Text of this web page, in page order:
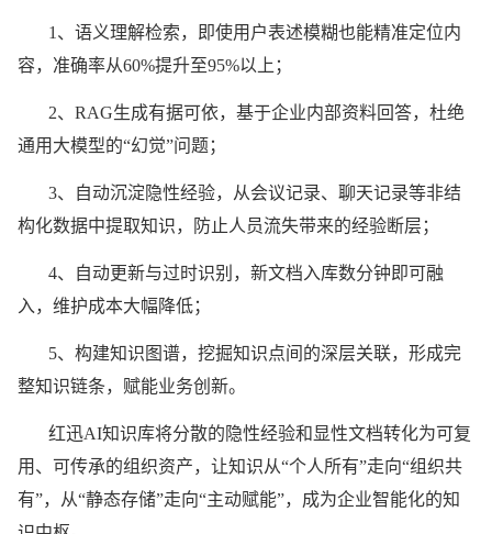
1、语义理解检索，即使用户表述模糊也能精准定位内
容，准确率从60%提升至95%以上；
2、RAG生成有据可依，基于企业内部资料回答，杜绝
通用大模型的“幻觉”问题；
3、自动沉淀隐性经验，从会议记录、聊天记录等非结
构化数据中提取知识，防止人员流失带来的经验断层；
4、自动更新与过时识别，新文档入库数分钟即可融
入，维护成本大幅降低；
5、构建知识图谱，挖掘知识点间的深层关联，形成完
整知识链条，赋能业务创新。
红迅AI知识库将分散的隐性经验和显性文档转化为可复
用、可传承的组织资产，让知识从“个人所有”走向“组织共
有”，从“静态存储”走向“主动赋能”，成为企业智能化的知